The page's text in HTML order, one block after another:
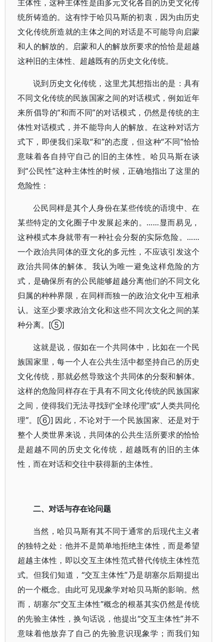
主体性，这种主体性是由多元文化各自的历史文化传
统所铸造的。这有悖于哈贝马斯的初衷，因为由历史
文化传统所造就的主体之间的对话是不可能导向启蒙
和人的解放的。启蒙和人的解放所要求的恰恰是超越
这种旧的主体性、超越既有的历史文化传统。
说到历史文化传统，这里尤其想指出的是：具有
不同文化传统的民族国家之间的对话模式，例如近年
来所倡导的“和而不同”的对话模式，仍然是传统的主
体性对话模式，并不能导向人的解放。在这种对话方
式下，即便我们采取“和”的态度，但这种“不同”恰恰
意味着各自持守自己的旧的主体性。哈贝马斯在谈
到“公民性”这种主体性的时候，正确地指出了这里的
危险性：
公民同样是其个人身份在某些传统的语境中、在
某些特定的文化圈子中发展起来的。……显而易见，
这种模式本身就带有一种社会分裂的实际危险。……
一个政治共同体的亚文化的多元性，不应该引发这个
政治共同体的解体。我认为唯一避免这样危险的方
式，是确保所有的公民能够超越分离他们的不同文化
归属的种种界限，在同样而独一的政治文化中互相承
认。这至少要求政治文化和这些不同次文化之间的某
种分离。[⑤]
这就是说，假如在一个共同体中，比如在一个民
族国家里，每一个人在公共生活中都坚持自己的历史
文化传统，那就必然导致这个共同体的分裂和解体。
这样的危险同样存在于具有不同文化传统的民族国家
之间，使得我们无法寻找到“全球伦理”或“人类共同伦
理”。[⑥] 因此，不论对于一个民族国家、还是对于
整个人类世界来说，共同体的公共生活所要求的恰恰
是超越不同的历史文化传统，超越既有的旧的主体
性，而在对话和交往中获得新的主体性。
二、对话与存在论问题
当然，哈贝马斯有其不同于通常的后现代主义者
的独特之处：他并不是简单地拒绝主体性，而是希望
超越主体性，即以交互主体性范式替代传统主体性范
式。但我们知道，“交互主体性”乃是胡塞尔后期提出
的一个概念。由此可见现象学对哈贝马斯的影响。然
而，胡塞尔“交互主体性”概念的根基其实仍然是传统
的先验主体性，换句话说，他提出“交互主体性”并不
意味着他放弃了自己的先验意识现象学；而我们知